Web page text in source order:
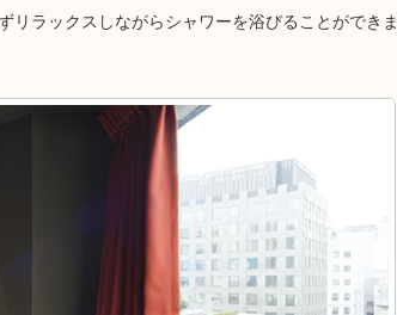
リラックスしながらシャワーを浴びることができま